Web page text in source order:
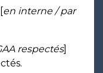
en interne / par
respectés]